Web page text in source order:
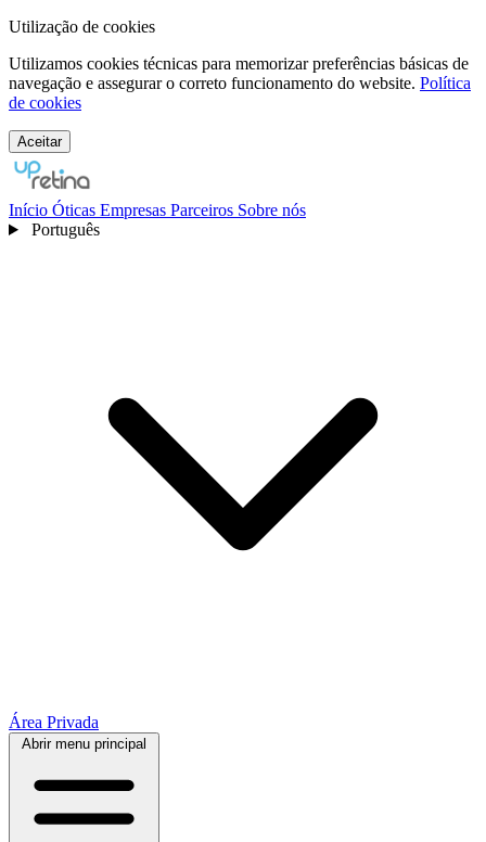
Utilização de cookies
Utilizamos cookies técnicas para memorizar preferências básicas de
navegação e assegurar o correto funcionamento do website. Política
de cookies
Aceitar
Início Óticas Empresas Parceiros Sobre nós
Português
Área Privada
Abrir menu principal